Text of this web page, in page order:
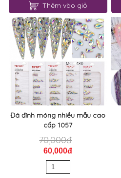
Thêm vào giỏ
Đá đính móng nhiều mẫu cao
cấp 1057
70,000đ
60,000đ